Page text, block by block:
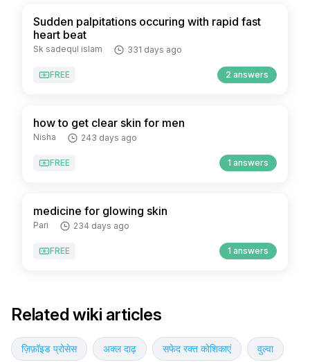
Sudden palpitations occuring with rapid fast
heart beat
Sk sadequl islam 331 days ago
FREE 2 answers
how to get clear skin for men
Nisha 243 days ago
FREE 1 answers
medicine for glowing skin
Pari 234 days ago
FREE 1 answers
Related wiki articles
ज़िफ़ॉइड प्रोसेस अक्ल दाढ़ सफेद रक्त कोशिकाएं वुल्वा